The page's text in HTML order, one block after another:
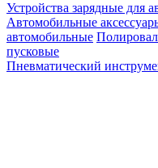
Устройства зарядные для
Автомобильные
автомобильные
пусковые
Пневматический